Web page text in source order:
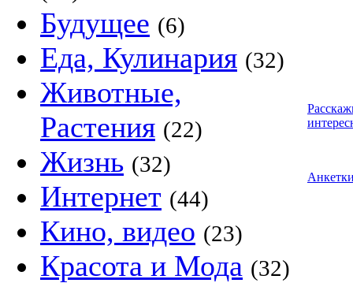
Будущее (6)
Еда, Кулинария (32)
Животные,
Растения (22)
Жизнь (32)
Интернет (44)
Кино, видео (23)
Красота и Мода (32)